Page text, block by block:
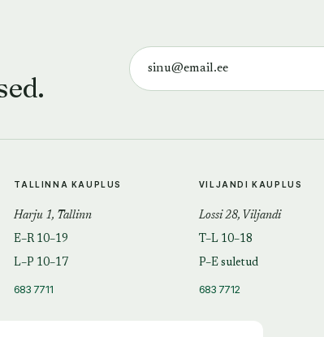
TALLINNA KAUPLUS
Harju 1, Tallinn
E–R 10–19
L–P 10–17
683 7711
VILJANDI KAUPLUS
Lossi 28, Viljandi
T–L 10–18
P–E suletud
683 7712